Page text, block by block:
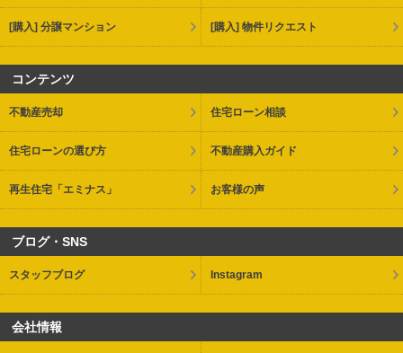
[購入] 分譲マンション [購入] 物件リクエスト
コンテンツ
不動産売却 住宅ローン相談
住宅ローンの選び方 不動産購入ガイド
再生住宅「エミナス」 お客様の声
ブログ・SNS
スタッフブログ Instagram
会社情報